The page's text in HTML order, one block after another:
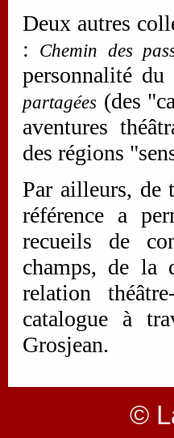
Deux autres
:
Chemin des
personnalité
partagées (des
aventures
des régions
Par ailleurs, de
référence a
recueils de
champs, de la
relation
catalogue à
Grosjean.
©